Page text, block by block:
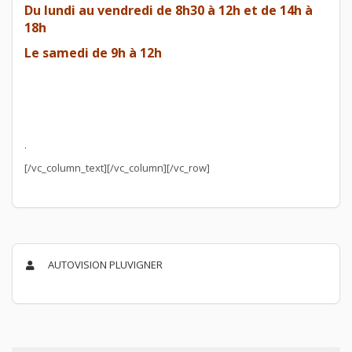
Du lundi au vendredi de 8h30 à 12h et de 14h à
18h
Le samedi de 9h à 12h
.
[/vc_column_text][/vc_column][/vc_row]
AUTOVISION PLUVIGNER